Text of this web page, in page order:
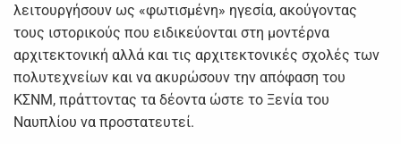
λειτουργήσουν ως «φωτισμένη» ηγεσία, ακούγοντας
τους ιστορικούς που ειδικεύονται στη μοντέρνα
αρχιτεκτονική αλλά και τις αρχιτεκτονικές σχολές των
πολυτεχνείων και να ακυρώσουν την απόφαση του
ΚΣΝΜ, πράττοντας τα δέοντα ώστε το Ξενία του
Ναυπλίου να προστατευτεί.